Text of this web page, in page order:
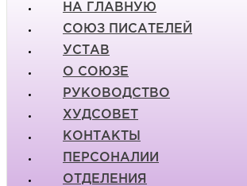
НА ГЛАВНУЮ
СОЮЗ ПИСАТЕЛЕЙ
УСТАВ
О СОЮЗЕ
РУКОВОДСТВО
ХУДСОВЕТ
КОНТАКТЫ
ПЕРСОНАЛИИ
ОТДЕЛЕНИЯ